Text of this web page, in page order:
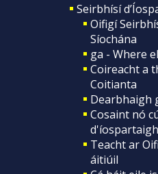
Seirbhísí
Oifigí
Síochána
ga - Where
Coireacht a
Coitianta
Dearbhaigh
Cosaint nó
d'íospartaigh
Teacht ar
áitiúil